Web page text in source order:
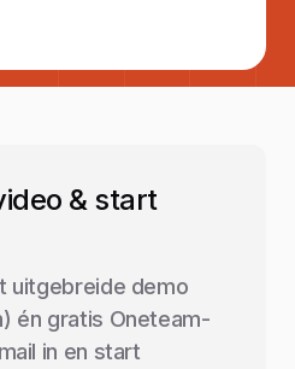
& start
uitgebreide demo
én gratis Oneteam-
in en start